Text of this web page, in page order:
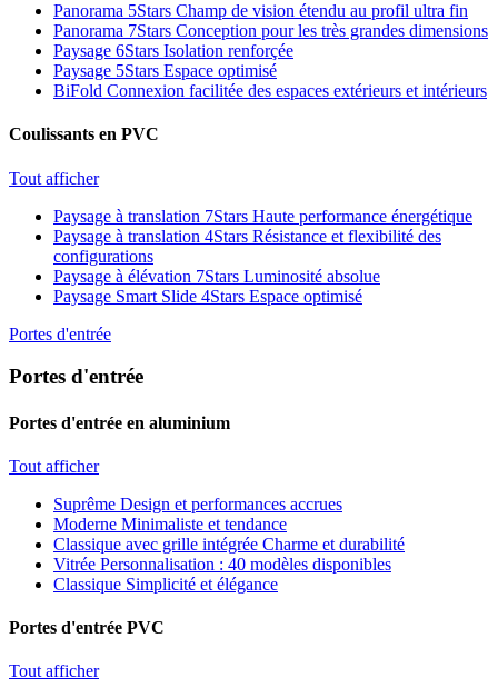
Panorama 5Stars Champ de vision étendu au profil ultra fin
Panorama 7Stars Conception pour les très grandes dimensions
Paysage 6Stars Isolation renforçée
Paysage 5Stars Espace optimisé
BiFold Connexion facilitée des espaces extérieurs et intérieurs
Coulissants en PVC
Tout afficher
Paysage à translation 7Stars Haute performance énergétique
Paysage à translation 4Stars Résistance et flexibilité des
configurations
Paysage à élévation 7Stars Luminosité absolue
Paysage Smart Slide 4Stars Espace optimisé
Portes d'entrée
Portes d'entrée
Portes d'entrée en aluminium
Tout afficher
Suprême Design et performances accrues
Moderne Minimaliste et tendance
Classique avec grille intégrée Charme et durabilité
Vitrée Personnalisation : 40 modèles disponibles
Classique Simplicité et élégance
Portes d'entrée PVC
Tout afficher